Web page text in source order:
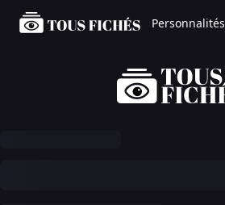
Personnalités